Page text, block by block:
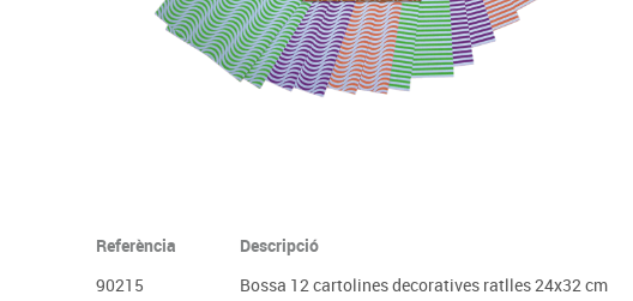
Referència Descripció
90215
Bossa 12 cartolines decoratives ratlles 24x32 cm